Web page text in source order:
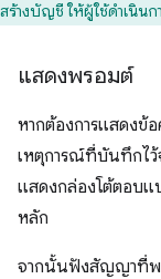
สร้างบัญชี ให้ผู้ใช้ดำเนิน
แสดงพรอมต์
หากต้องการแสดงข้
เหตุการณ์ที่บันทึกไว้
แสดงกล่องโต้ตอบแ
หลัก
จากนั้นฟังสัญญาที่พ